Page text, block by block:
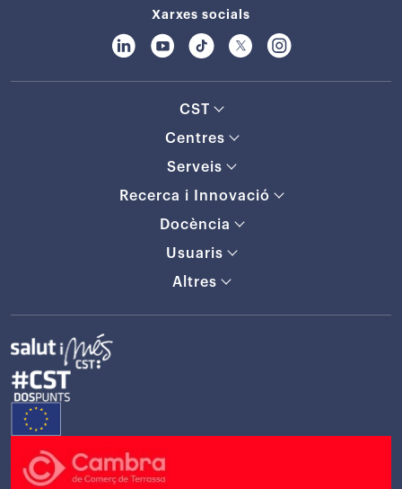
Xarxes socials
CST
Centres
Serveis
Recerca i Innovació
Docència
Usuaris
Altres